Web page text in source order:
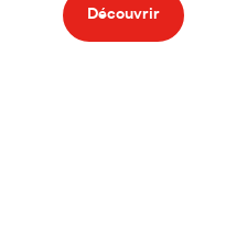
Découvrir